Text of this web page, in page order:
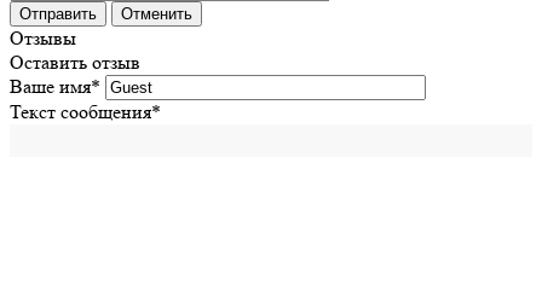
Отменить
Отзывы
Оставить отзыв
Ваше имя*
Текст сообщения*